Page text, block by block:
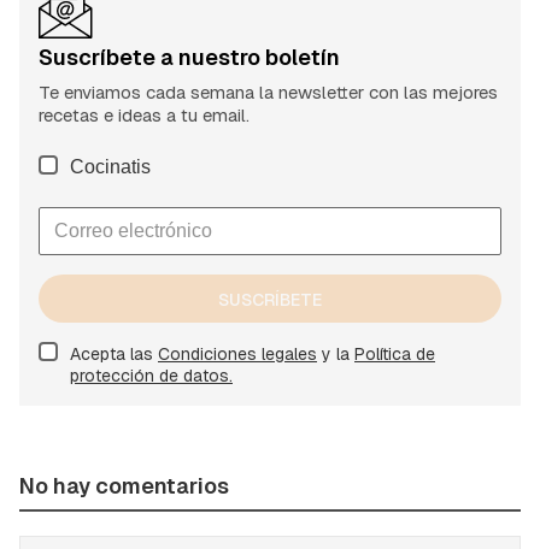
Suscríbete a nuestro boletín
Te enviamos cada semana la newsletter con las mejores
recetas e ideas a tu email.
Cocinatis
SUSCRÍBETE
Acepta las Condiciones legales y la Política de
protección de datos.
No hay comentarios